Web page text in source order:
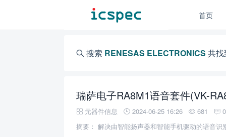
首页
搜索 RENESAS ELECTRONICS 共
元器件信息 2024-06-25 16:26 681
摘要： 解决由智能扬声器和智能手机驱动的语音识